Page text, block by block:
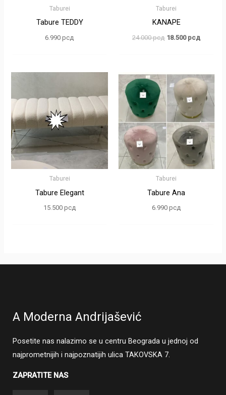
Taburei
Tabure TEDDY
6.990рсд
Taburei
KANAPE
24.000рсд 18.500 рсд
Taburei
Tabure Elegant
15.500 рсд
Taburei
Tabure Ana
6.990 рсд
A Moderna Andrijašević
Posetite nas nalazimo se u centru Beograda u jednoj od
najprometnijih i najpoznatijih ulica TAKOVSKA 7.
ZAPRATITE NAS